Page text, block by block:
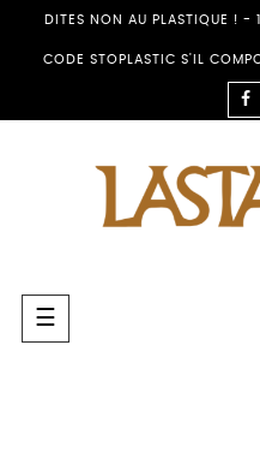
DITES NON AU PLASTIQUE ! -
CODE STOPLASTIC S'IL
Umschalten
der
☰